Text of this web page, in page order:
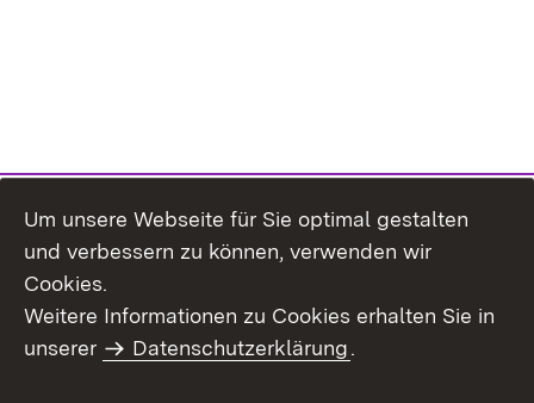
Um unsere Webseite für Sie optimal gestalten
und verbessern zu können, verwenden wir
Cookies.
Weitere Informationen zu Cookies erhalten Sie in
unserer
Datenschutzerklärung.